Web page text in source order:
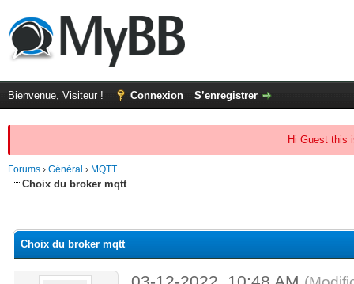
Bienvenue, Visiteur ! Connexion S’enregistrer
Hi Guest this
Forums › Général › MQTT
Choix du broker mqtt
Choix du broker mqtt